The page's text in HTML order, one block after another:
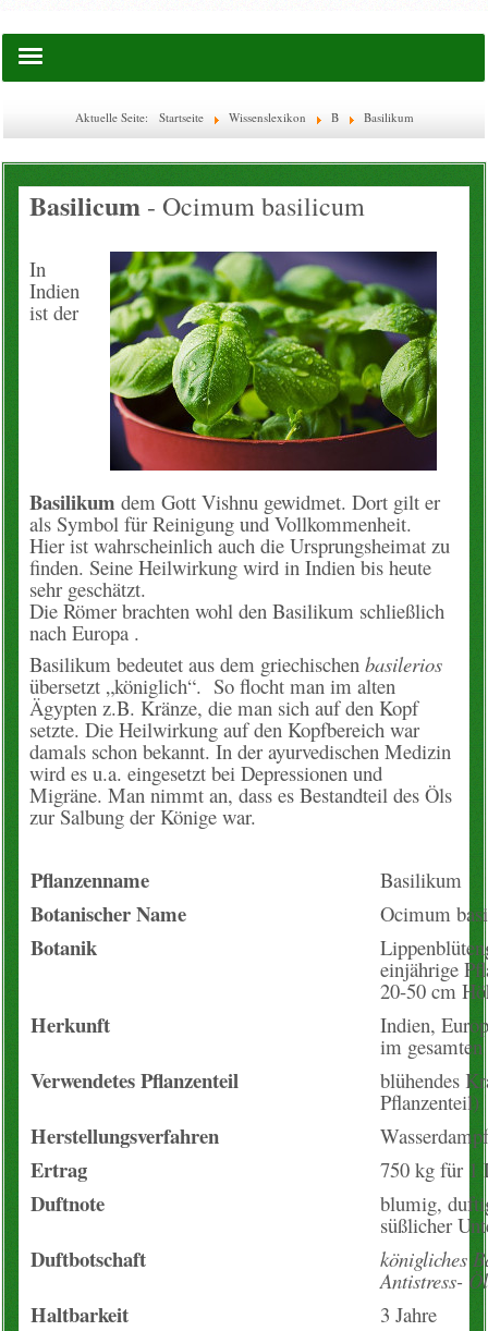
Startseite
Saatgut
Lies doch mal ...
EM-Waschkugel
Flaschen & Boxen
Glas-Flaschen
Ätherische Öle
Konto
Warenkorb
Über uns
Neues vom Hof
unsere Angebote
Wissenslexikon
Rezepte
Kontakt
Aktuelle Seite: Startseite Wissenslexikon B Basilikum
Basilicum- Ocimum basilicum
In
Indien
ist der
Basilikum dem Gott Vishnu gewidmet. Dort gilt er
als Symbol für Reinigung und Vollkommenheit.
Hier ist wahrscheinlich auch die Ursprungsheimat zu
finden. Seine Heilwirkung wird in Indien bis heute
sehr geschätzt.
Die Römer brachten wohl den Basilikum schließlich
nach Europa .
Basilikum bedeutet aus dem griechischen basilerios
übersetzt „königlich“. So flocht man im alten
Ägypten z.B. Kränze, die man sich auf den Kopf
setzte. Die Heilwirkung auf den Kopfbereich war
damals schon bekannt. In der ayurvedischen Medizin
wird es u.a. eingesetzt bei Depressionen und
Migräne. Man nimmt an, dass es Bestandteil des Öls
zur Salbung der Könige war.
Pflanzenname Basilikum
Botanischer Name Ocimum
Botanik
einjährige
20-50 cm
Herkunft
Indien,
im
Verwendetes Pflanzenteil
blühendes
Pflanzenteil)
Herstellungsverfahren
Ertrag 750 kg für 1
Duftnote
blumig,
süßlicher
Duftbotschaft
königliches
Antistress- Öl
Haltbarkeit 3 Jahre